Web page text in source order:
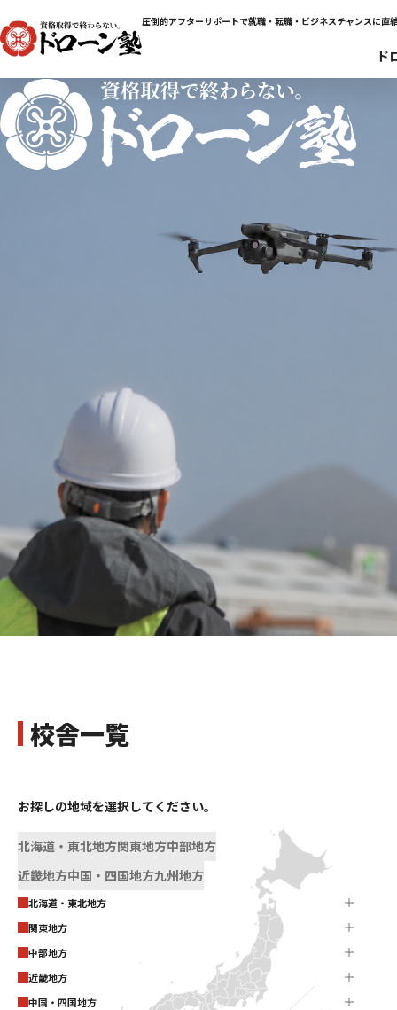
圧倒的アフターサポートで就職・転職・ビジネスチャンスに直
ド
で終わらない。
仕事で活かせるドローンスクール
全国どこでも通いやすい受講環境
国土交通省
登録更新講習機関コード（0013）
校舎一覧
お探しの地域を選択してください。
北海道・東北地方関東地方中部地方
近畿地方中国・四国地方九州地方
北海道・東北地方
関東地方
中部地方
近畿地方
中国・四国地方